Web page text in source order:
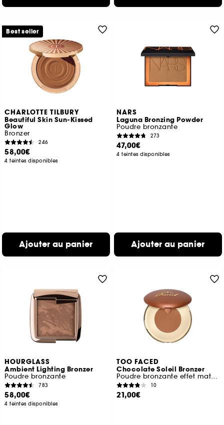
CHARLOTTE TILBURY
Beautiful Skin Sun-Kissed
Glow
Bronzer
246
58,00€
4 teintes disponibles
Ajouter au panier
Best seller
NARS
Laguna Bronzing Powder
Poudre bronzante
273
47,00€
4 teintes disponibles
Ajouter au panier
HOURGLASS
Ambient Lighting Bronzer
Poudre bronzante
783
58,00€
4 teintes disponibles
TOO FACED
Chocolate Soleil Bronzer
Poudre bronzante effet mat floutté format voyage
10
21,00€